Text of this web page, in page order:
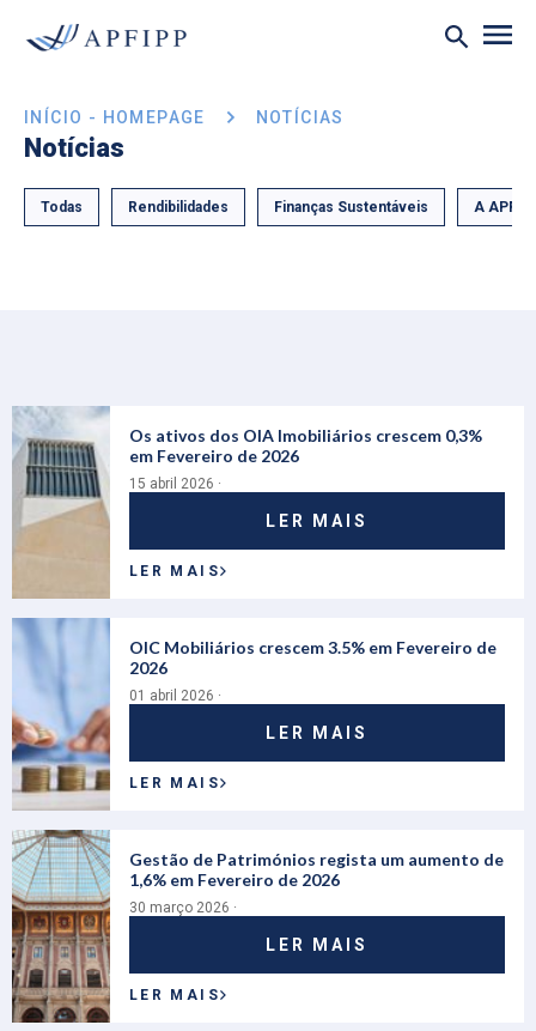
INÍCIO - HOMEPAGE NOTÍCIAS
Notícias
Todas Rendibilidades Finanças Sustentáveis A
Os ativos dos OIA Imobiliários crescem 0,3%
em Fevereiro de 2026
15 abril 2026 ·
LER MAIS
LER MAIS
OIC Mobiliários crescem 3.5% em Fevereiro de
2026
01 abril 2026 ·
LER MAIS
LER MAIS
Gestão de Patrimónios regista um aumento de
1,6% em Fevereiro de 2026
30 março 2026 ·
LER MAIS
LER MAIS